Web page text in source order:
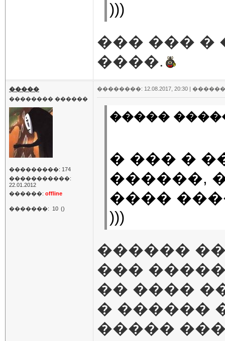
)))
��� ��� �
����.
�����
�������� ������
���������: 174
�����������:
22.01.2012
������: offline
�������: 10 ()
��������: 12.08.2017, 20:30 |
�����
� ��� �
������,
����
)))
������
���
�� ����
� ������
�����